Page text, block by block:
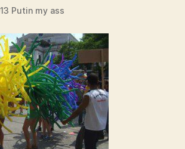
Putin my ass